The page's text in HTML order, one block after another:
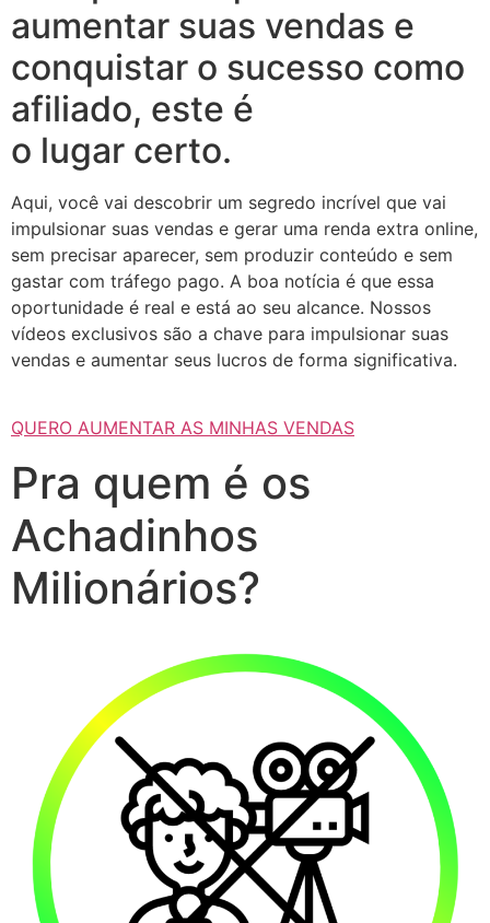
aumentar suas vendas e
conquistar o sucesso como
afiliado, este é
o lugar certo.
Aqui, você vai descobrir um segredo incrível que vai
impulsionar suas vendas e gerar uma renda extra online,
sem precisar aparecer, sem produzir conteúdo e sem
gastar com tráfego pago. A boa notícia é que essa
oportunidade é real e está ao seu alcance. Nossos
vídeos exclusivos são a chave para impulsionar suas
vendas e aumentar seus lucros de forma significativa.
QUERO AUMENTAR AS MINHAS VENDAS
Pra quem é os
Achadinhos
Milionários?